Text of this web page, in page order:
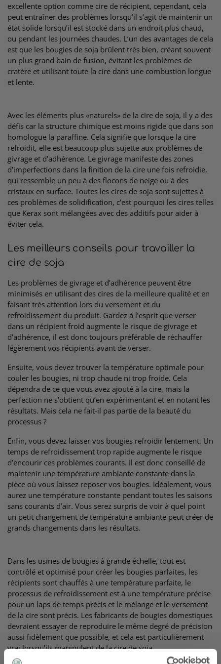
excellente option comme cire de récipient, cependant, cela
peut entraîner des problèmes lorsqu’il s’agit de maintenir un
état solide lorsqu’il est stocké dans un endroit plus chaud,
ou pendant les journées chaudes. L’un des avantages de cela
est que les bougies de soja brûlent très bien, créant souvent
un plus grand bain de fusion, évitant les problèmes de
cratère et utilisant toute la cire dans une combustion longue
et lente.
Avec les éléments plus «naturels» de la cire de soja, il y a des
défis car la structure chimique est moins rigide que dans son
homologue la paraffine. Cela signifie que lorsque la cire
refroidit, elle est beaucoup plus sujette aux problèmes de
givrage et d’adhérence. Le givrage manifeste des zones
d’imperfections dans la finition de la cire une fois refroidie,
qui ressemble un peu à des flocons de neige ou à des
cristaux en surface. Toutes les cires de soja sont sujettes à
ces problèmes de solidification, c’est pourquoi les cires telles
que Kerax sont mélangées avec des additifs pour aider à
éviter cela.
Les meilleurs conseils pour travailler la
cire de soja
Les problèmes de givrage et d’adhérence peuvent être
minimisés en utilisant des cires de la meilleure qualité et en
faisant très attention lors du versement et du
refroidissement du produit. Gardez à l’esprit que verser
dans un récipient froid augmente le risque de givrage et
d’adhérence, il est donc toujours préférable de réchauffer
légèrement vos récipients avant de verser.
Ensuite, vous devez trouver la température optimale pour
couler les bougies, ni trop chaude ni trop froide. Cela
dépendra de ce que vous avez ajouté à la cire, mais la
perfection ne s’obtient qu’en expérimentant et en notant les
résultats. Mais cela ne fait-il pas partie de la beauté du
processus ?
Enfin, vous devez laisser vos bougies refroidir lentement. Un
temps de refroidissement trop rapide augmente le risque
d’encourir ces problèmes courants. Il est donc conseillé de
maintenir une température ambiante constante dans la
pièce où vous laissez reposer vos bougies. Idéalement, vous
aurez une température constante pendant toutes les saisons
sans courants d’air. Vous serez surpris de voir à quel point
un petit changement de température ambiante peut créer de
grands changements dans les résultats.
Dans les usines de bougies à grande échelle, tout est
contrôlé et optimisé pour créer les bougies parfaites, les
récipients sont chauffés à une température parfaite, le
processus de refroidissement est à une température précise
pour un laps de temps précis et le mélange et le versement
de la cire sont précis. Les fabricants de bougies domestiques
devraient essayer de reproduire le même degré de précision
aussi fidèlement que possible, et cela est particulièrement
vrai lorsqu’ils manipulent de la cire de soja.